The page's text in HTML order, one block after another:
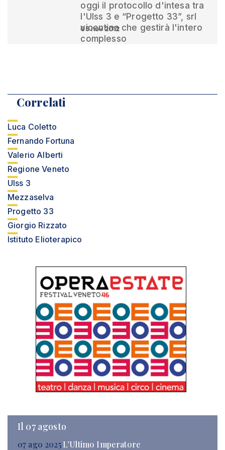
oggi il protocollo d'intesa tra
l'Ulss 3 e “Progetto 33”, srl
vicentina che gestirà l'intero
complesso
05 nov 2012
Correlati
Luca Coletto
Fernando Fortuna
Valerio Alberti
Regione Veneto
Ulss 3
Mezzaselva
Progetto 33
Giorgio Rizzato
Istituto Elioterapico
Il 07 agosto
07 ago 2025 L’Ultimo Imperatore